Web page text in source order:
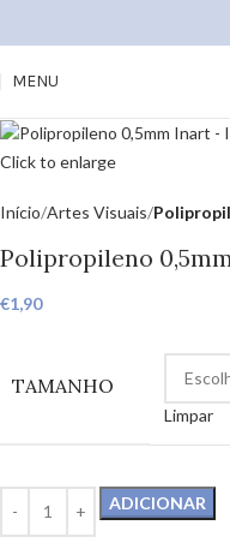
MENU
Click to enlarge
Início Artes Visuais
Polipropileno
€1,90
TAMANHO
Limpar
ADICIONAR